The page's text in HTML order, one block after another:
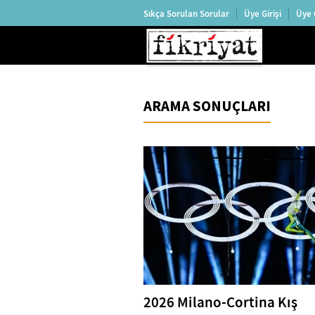
Sıkça Sorulan Sorular Üye Girişi Üye
ARAMA SONUÇLARI
2026 Milano-Cortina Kış